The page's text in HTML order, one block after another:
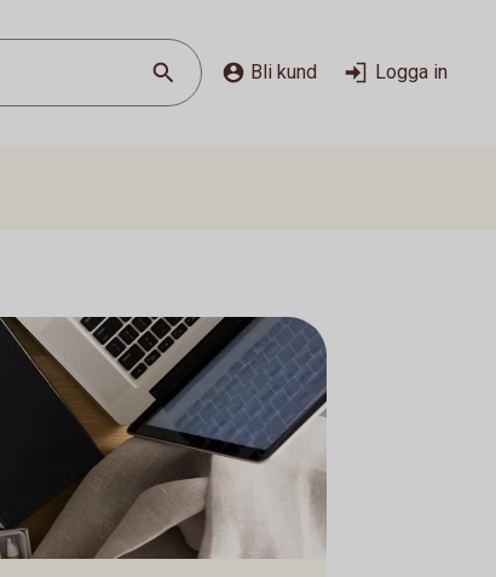
Bli kund Logga in